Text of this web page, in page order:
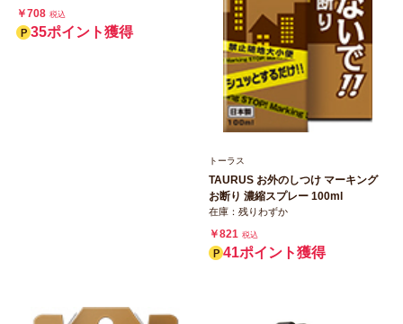
￥708 税込
35ポイント獲得
トーラス
TAURUS お外のしつけ マーキング
お断り 濃縮スプレー 100ml
在庫：残りわずか
￥821 税込
41ポイント獲得